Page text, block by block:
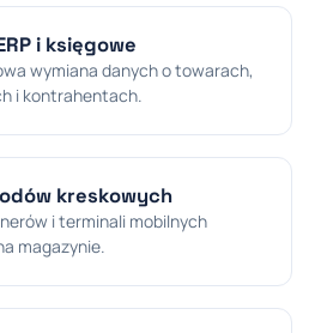
i księgowe
wymiana danych o towarach,
i kontrahentach.
kreskowych
i terminali mobilnych
magazynie.